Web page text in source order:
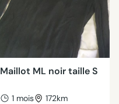
Maillot ML noir taille S
1 mois 172km